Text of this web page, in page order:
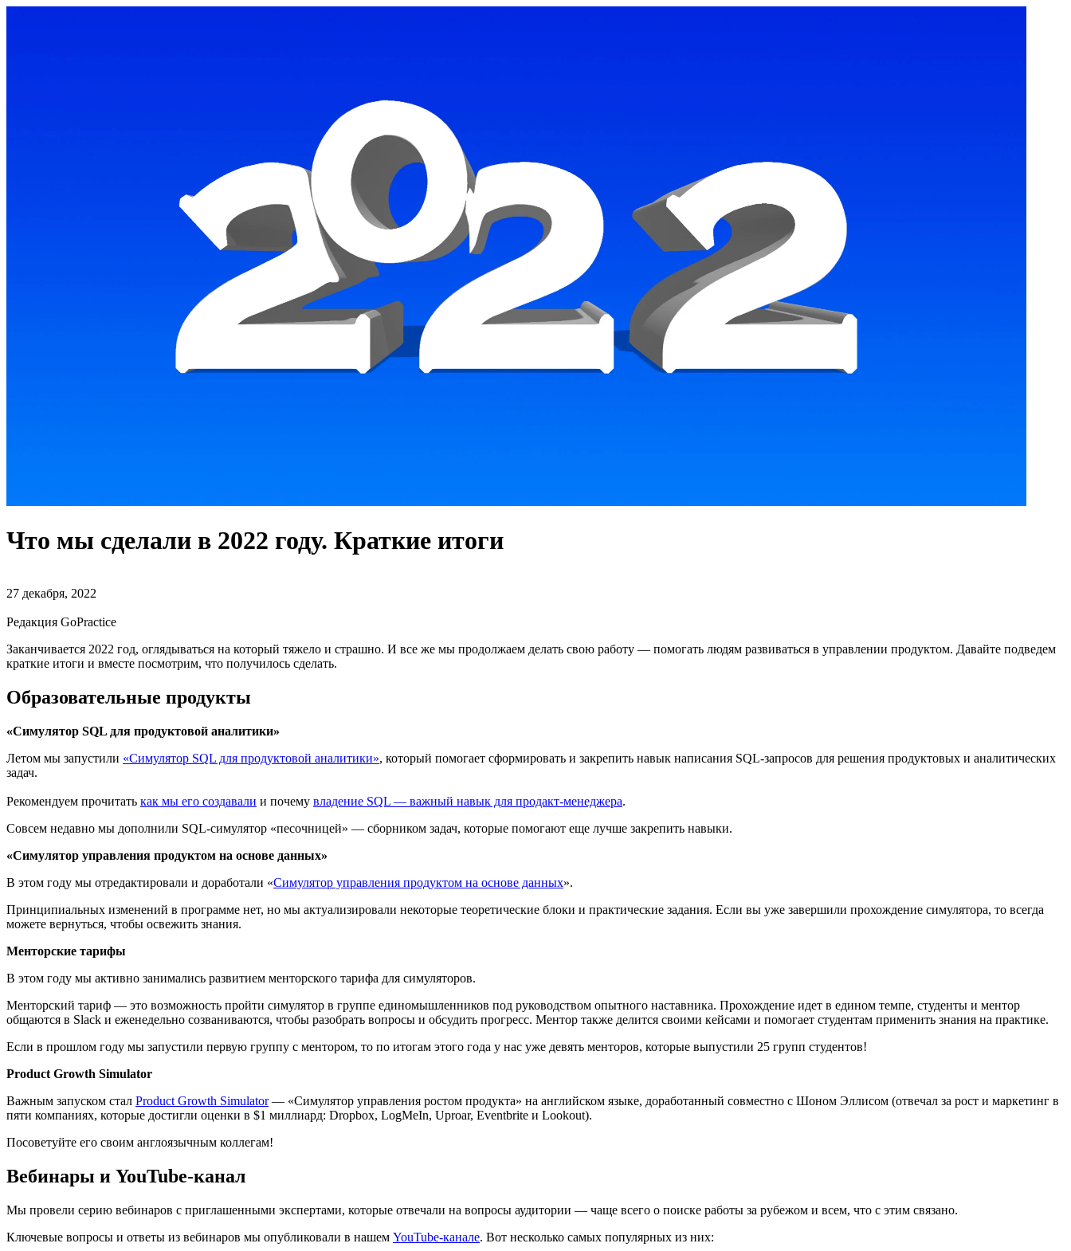
Что мы сделали в 2022 году. Краткие итоги
27 декабря, 2022
Редакция GoPractice
Заканчивается 2022 год, оглядываться на который тяжело и страшно. И все же мы продолжаем делать свою работу — помогать людям развиваться в управлении продуктом. Давайте подведем
краткие итоги и вместе посмотрим, что получилось сделать.
Образовательные продукты
«Симулятор SQL для продуктовой аналитики»
Летом мы запустили «Симулятор SQL для продуктовой аналитики», который помогает сформировать и закрепить навык написания SQL-запросов для решения продуктовых и аналитических
задач.
Рекомендуем прочитать как мы его создавали и почему владение SQL — важный навык для продакт-менеджера.
Совсем недавно мы дополнили SQL-симулятор «песочницей» — сборником задач, которые помогают еще лучше закрепить навыки.
«Симулятор управления продуктом на основе данных»
В этом году мы отредактировали и доработали «Симулятор управления продуктом на основе данных».
Принципиальных изменений в программе нет, но мы актуализировали некоторые теоретические блоки и практические задания. Если вы уже завершили прохождение симулятора, то всегда
можете вернуться, чтобы освежить знания.
Менторские тарифы
В этом году мы активно занимались развитием менторского тарифа для симуляторов.
Менторский тариф — это возможность пройти симулятор в группе единомышленников под руководством опытного наставника. Прохождение идет в едином темпе, студенты и ментор
общаются в Slack и еженедельно созваниваются, чтобы разобрать вопросы и обсудить прогресс. Ментор также делится своими кейсами и помогает студентам применить знания на практике.
Если в прошлом году мы запустили первую группу с ментором, то по итогам этого года у нас уже девять менторов, которые выпустили 25 групп студентов!
Product Growth Simulator
Важным запуском стал Product Growth Simulator— «Симулятор управления ростом продукта» на английском языке, доработанный совместно с Шоном Эллисом (отвечал за рост и маркетинг в
пяти компаниях, которые достигли оценки в $1 миллиард: Dropbox, LogMeIn, Uproar, Eventbrite и Lookout).
Посоветуйте его своим англоязычным коллегам!
Вебинары и YouTube-канал
Мы провели серию вебинаров с приглашенными экспертами, которые отвечали на вопросы аудитории — чаще всего о поиске работы за рубежом и всем, что с этим связано.
Ключевые вопросы и ответы из вебинаров мы опубликовали в нашем YouTube-канале. Вот несколько самых популярных из них: